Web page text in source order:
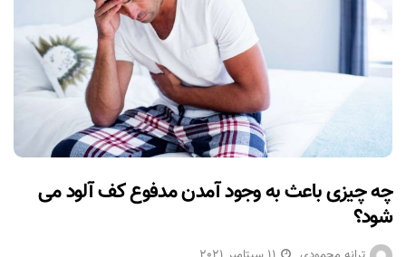
چه چیزی باعث به وجود آمدن مدفوع کف آلود می
شود؟